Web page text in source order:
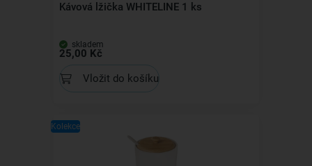
Kávová lžička WHITELINE 1 ks
skladem
25,00 Kč
Vložit do košíku
Kolekce